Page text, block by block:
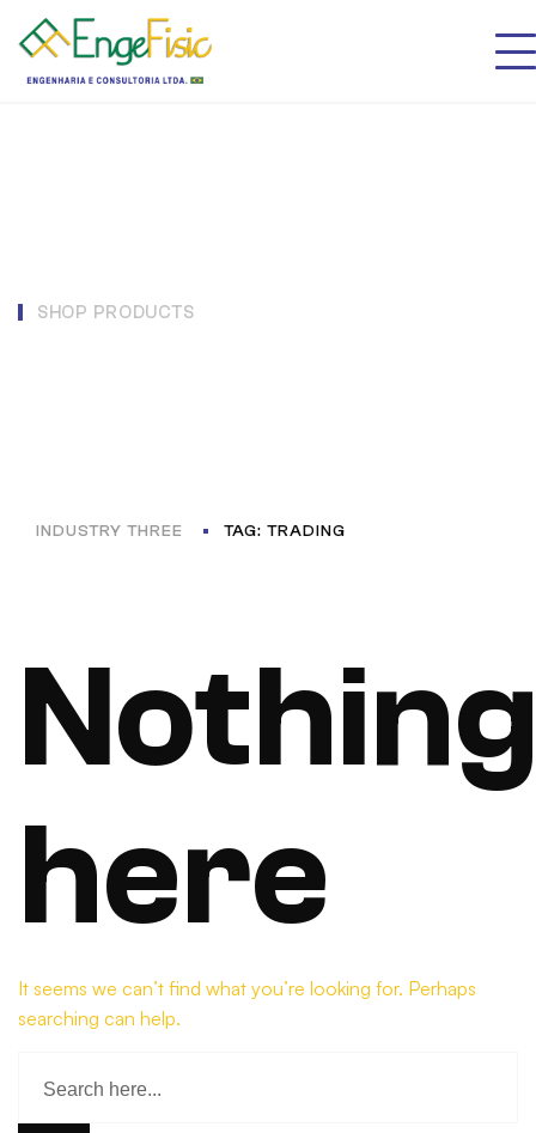
SHOP PRODUCTS
INDUSTRY THREE TAG: TRADING
here
It seems we can’t find what you’re looking for. Perhaps
searching can help.